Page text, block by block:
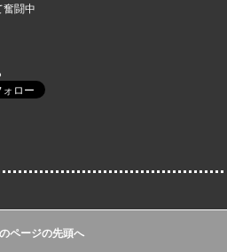
奮闘中
サンシャイン!!攻略まとめwikiの目次
ページの先頭へ